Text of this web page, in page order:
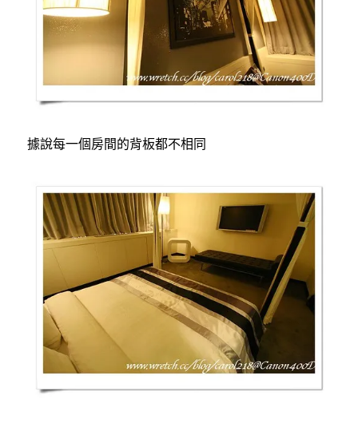
據說每一個房間的背板都不相同